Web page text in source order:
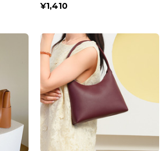
¥1,410